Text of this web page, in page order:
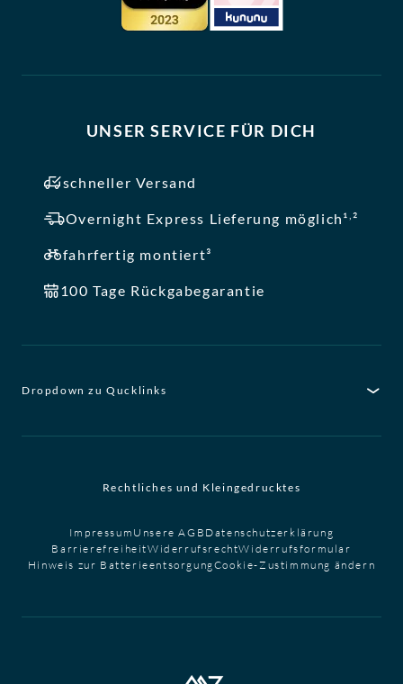
UNSER SERVICE FÜR DICH
schneller Versand
Overnight Express Lieferung möglich¹,²
fahrfertig montiert³
100 Tage Rückgabegarantie
Dropdown zu Qucklinks
Rechtliches und Kleingedrucktes
Impressum Unsere AGB Datenschutzerklärung
BarrierefreiheitWiderrufsrechtWiderrufsformular
Hinweis zur BatterieentsorgungCookie-Zustimmung ändern